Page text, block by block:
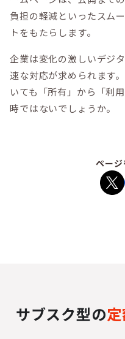
負担の軽減といったスム
トをもたらします。
企業は変化の激しいデジ
速な対応が求められます
いても「所有」から「利
時ではないでしょうか。
ペー
サブスク型の